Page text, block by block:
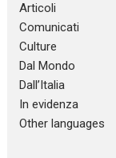
Articoli
Comunicati
Culture
Dal Mondo
Dall’Italia
In evidenza
Other languages